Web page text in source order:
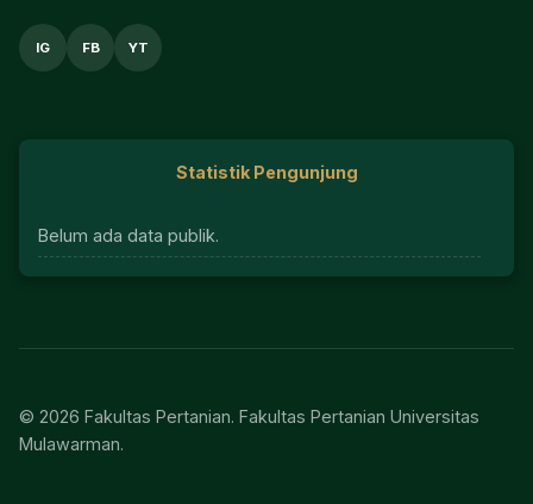
IG FB YT
Statistik Pengunjung
Belum ada data publik.
© 2026 Fakultas Pertanian. Fakultas Pertanian Universitas
Mulawarman.